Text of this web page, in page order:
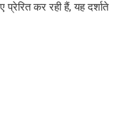
प्रेरित कर रही हैं, यह दर्शाते